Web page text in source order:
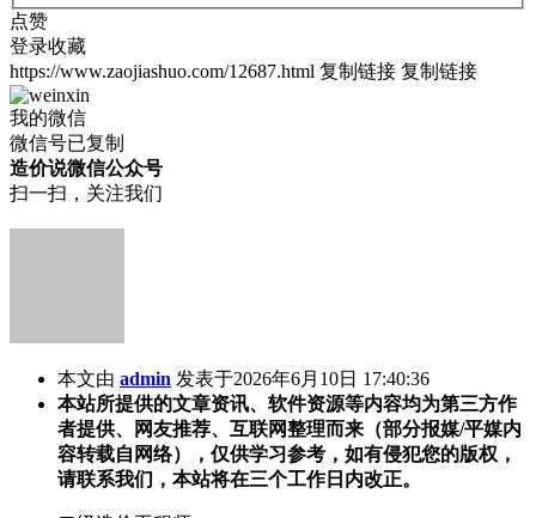
点赞
登录收藏
https://www.zaojiashuo.com/12687.html 复制链接 复制链接
我的微信
微信号已复制
造价说微信公众号
扫一扫，关注我们
本文由 admin 发表于2026年6月10日 17:40:36
本站所提供的文章资讯、软件资源等内容均为第三方作
者提供、网友推荐、互联网整理而来（部分报媒/平媒内
容转载自网络），仅供学习参考，如有侵犯您的版权，
请联系我们，本站将在三个工作日内改正。